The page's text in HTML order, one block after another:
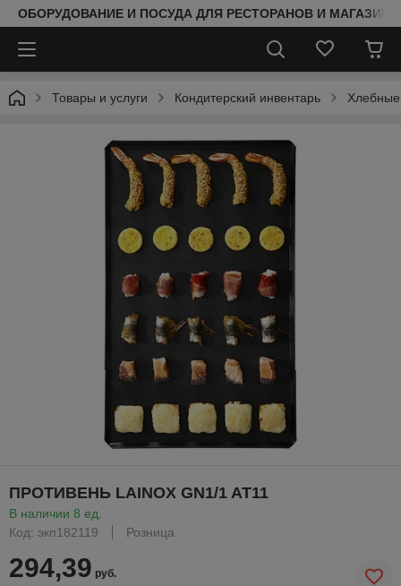
ОБОРУДОВАНИЕ И ПОСУДА ДЛЯ РЕСТОРАНОВ И
Товары и услуги Кондитерский инвентарь
ПРОТИВЕНЬ LAINOX GN1/1 AT11
В наличии 8 ед.
Код: экп182119
Розница
294,39 руб.